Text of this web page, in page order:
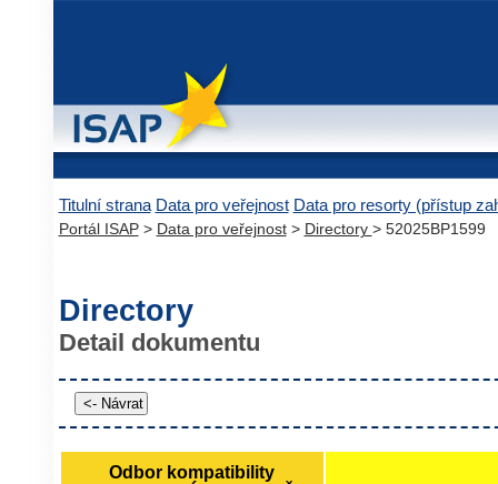
Titulní strana Data pro veřejnost Data pro resorty (přístup
Portál ISAP> Data pro veřejnost> Directory > 52025BP1599
Directory
Detail dokumentu
Odbor kompatibility